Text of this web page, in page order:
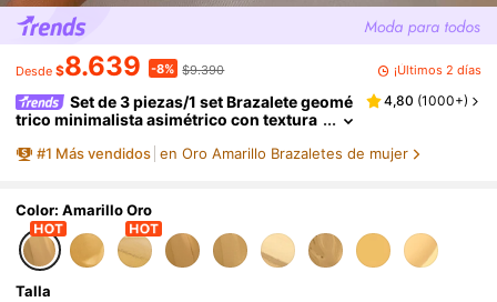
Desde $8.639 -8% $9.390 ¡Últimos 2 días
Set de 3 piezas/1 set Brazalete geomé
trico minimalista asimétrico con textura
4,80 (1000+)
#1 Más vendidos en Oro Amarillo Brazaletes de mujer
Color: Amarillo Oro
Talla